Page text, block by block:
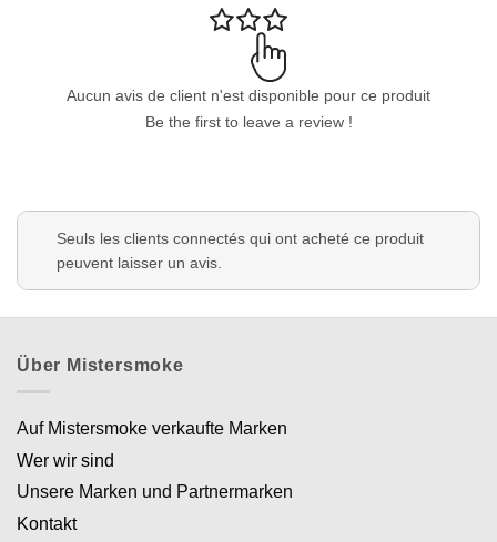
Aucun avis de client n'est disponible pour ce produit
Be the first to leave a review !
Seuls les clients connectés qui ont acheté ce produit
peuvent laisser un avis.
Über Mistersmoke
Auf Mistersmoke verkaufte Marken
Wer wir sind
Unsere Marken und Partnermarken
Kontakt